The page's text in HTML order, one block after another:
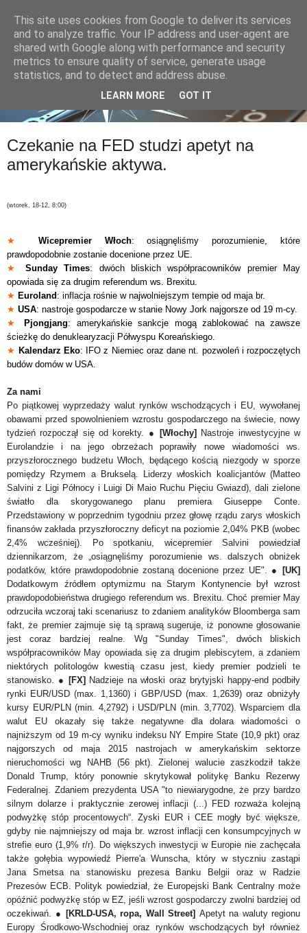
Czekanie na FED studzi apetyt na
amerykańskie aktywa.
(wtorek, 18-12, 8:00)
★ Wicepremier Włoch: osiągnęliśmy porozumienie, które
prawdopodobnie zostanie docenione przez UE.
★
Sunday Times: dwóch bliskich współpracowników premier May
opowiada się za drugim referendum ws. Brexitu.
★ Euroland: inflacja rośnie w najwolniejszym tempie od maja br.
★ USA: nastroje gospodarcze w stanie Nowy Jork najgorsze od 19 m-cy.
★
Pjongjang: amerykańskie sankcje mogą zablokować na zawsze
ścieżkę do denuklearyzacji Półwyspu Koreańskiego.
★ Kalendarz Eko: IFO z Niemiec oraz dane nt. pozwoleń i rozpoczętych
budów domów w USA.
Za nami
Po piątkowej wyprzedaży walut rynków wschodzących i EU, wywołanej
obawami przed spowolnieniem wzrostu gospodarczego na świecie, nowy
tydzień rozpoczął się od korekty. ●[Włochy] Nastroje inwestycyjne w
Eurolandzie i na jego obrzeżach
poprawiły nowe wiadomości ws.
przyszłorocznego budżetu Włoch, będącego kością niezgody w sporze
pomiędzy Rzymem a Brukselą. Liderzy włoskich koalicjantów (Matteo
Salvini z Ligi Północy i Luigi Di Maio Ruchu Pięciu Gwiazd), dali zielone
światło dla skorygowanego planu premiera Giuseppe Conte.
Przedstawiony w poprzednim tygodniu przez głowę rządu zarys włoskich
finansów zakłada przyszłoroczny deficyt na poziomie 2,04% PKB (wobec
2,4% wcześniej). Po spotkaniu, wicepremier Salvini powiedział
dziennikarzom, że „osiągnęliśmy porozumienie ws. dalszych obniżek
podatków, które prawdopodobnie zostaną docenione przez UE". ● [UK]
Dodatkowym źródłem optymizmu na Starym Kontynencie był wzrost
prawdopodobieństwa drugiego referendum ws. Brexitu. Choć premier May
odrzuciła wczoraj taki scenariusz to zdaniem analityków Bloomberga sam
fakt, że premier zajmuje się tą sprawą sugeruje, iż ponowne głosowanie
jest coraz bardziej realne. Wg "Sunday Times", dwóch bliskich
współpracowników May opowiada się za drugim plebiscytem, a zdaniem
niektórych politologów kwestią czasu jest, kiedy premier podzieli te
stanowisko. ● [FX] Nadzieje na włoski oraz brytyjski happy-end podbiły
rynki EUR/USD (max. 1,1360) i GBP/USD (max. 1,2639) oraz obniżyły
kursy EUR/PLN (min. 4,2792) i USD/PLN (min. 3,7702). Wsparciem dla
walut EU okazały się także negatywne dla dolara wiadomości o
najniższym od 19 m-cy wyniku indeksu NY Empire State (10,9 pkt) oraz
najgorszych od maja 2015 nastrojach w amerykańskim sektorze
nieruchomości wg NAHB (56 pkt). Zielonej walucie zaszkodził także
Donald Trump, który ponownie skrytykował politykę Banku Rezerwy
Federalnej. Zdaniem prezydenta USA "to niewiarygodne, że przy bardzo
silnym dolarze i praktycznie zerowej inflacji (...) FED rozważa kolejną
podwyżkę stóp procentowych“. Zyski EUR i CEE mogły być większe,
gdyby nie najmniejszy od maja br. wzrost inflacji cen konsumpcyjnych w
strefie euro (1,9% r/r). Do większych inwestycji w Europie nie zachęcała
także gołębia wypowiedź Pierre'a Wunscha, który w styczniu zastąpi
Jana Smetsa na stanowisku prezesa Banku Belgii oraz w Radzie
Prezesów ECB. Polityk powiedział, że Europejski Bank Centralny może
opóźnić podwyżkę stóp w EZ, jeśli wzrost gospodarczy zwolni bardziej od
oczekiwań. ● [KRLD-USA, ropa, Wall Street] Apetyt na waluty regionu
Europy Środkowo-Wschodniej oraz rynków wschodzących był również
This site uses cookies from Google to deliver its services
and to analyze traffic. Your IP address and user-agent are
shared with Google along with performance and security
metrics to ensure quality of service, generate usage
statistics, and to detect and address abuse.
LEARN MORE GOT IT